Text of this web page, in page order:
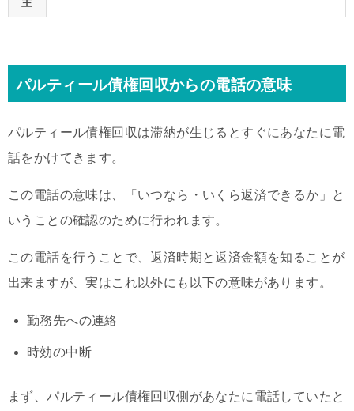
パルティール債権回収からの電話の意味
パルティール債権回収は滞納が生じるとすぐにあなたに電
話をかけてきます。
この電話の意味は、「いつなら・いくら返済できるか」と
いうことの確認のために行われます。
この電話を行うことで、返済時期と返済金額を知ることが
出来ますが、実はこれ以外にも以下の意味があります。
勤務先への連絡
時効の中断
まず、パルティール債権回収側があなたに電話していたと